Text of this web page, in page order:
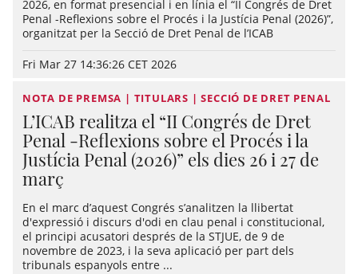
2026, en format presencial i en línia el “II Congrés de Dret
Penal -Reflexions sobre el Procés i la Justícia Penal (2026)”,
organitzat per la Secció de Dret Penal de l’ICAB
Fri Mar 27 14:36:26 CET 2026
NOTA DE PREMSA | TITULARS | SECCIÓ DE DRET PENAL
L’ICAB realitza el “II Congrés de Dret
Penal -Reflexions sobre el Procés i la
Justícia Penal (2026)” els dies 26 i 27 de
març
En el marc d’aquest Congrés s’analitzen la llibertat
d'expressió i discurs d'odi en clau penal i constitucional,
el principi acusatori després de la STJUE, de 9 de
novembre de 2023, i la seva aplicació per part dels
tribunals espanyols entre ...